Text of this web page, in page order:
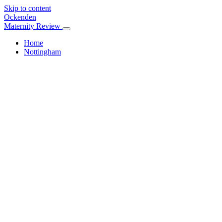
Skip to content
Ockenden
Maternity Review
Home
Nottingham